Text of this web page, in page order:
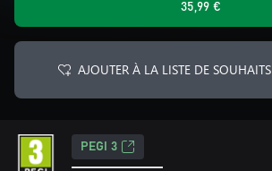
35,99 €
AJOUTER À LA LISTE DE SOUHAITS
PEGI 3